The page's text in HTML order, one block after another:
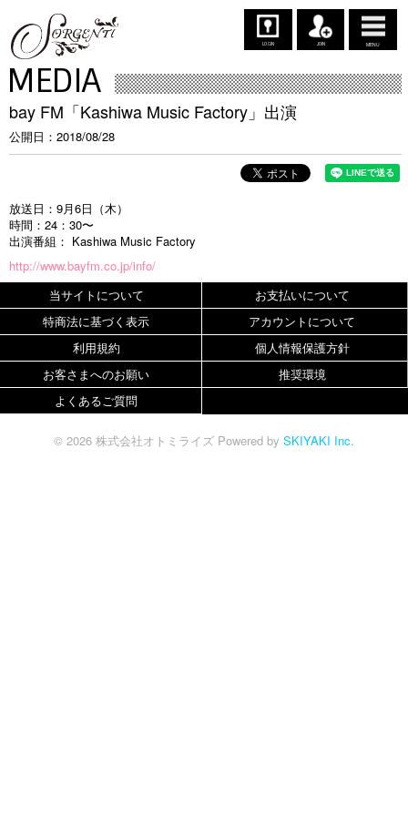
LOGIN JOIN MENU
MEDIA
bay FM「Kashiwa Music Factory」出演
公開日 2018/08/28
放送日：9月6日（木）
時間：24：30〜
出演番組： Kashiwa Music Factory
http://www.bayfm.co.jp/info/
当サイトについて
お支払いについて
特商法に基づく表示
アカウントについて
利用規約
個人情報保護方針
お客さまへのお願い
推奨環境
よくあるご質問
© 2026 株式会社オトミライズ Powered by SKIYAKI Inc.